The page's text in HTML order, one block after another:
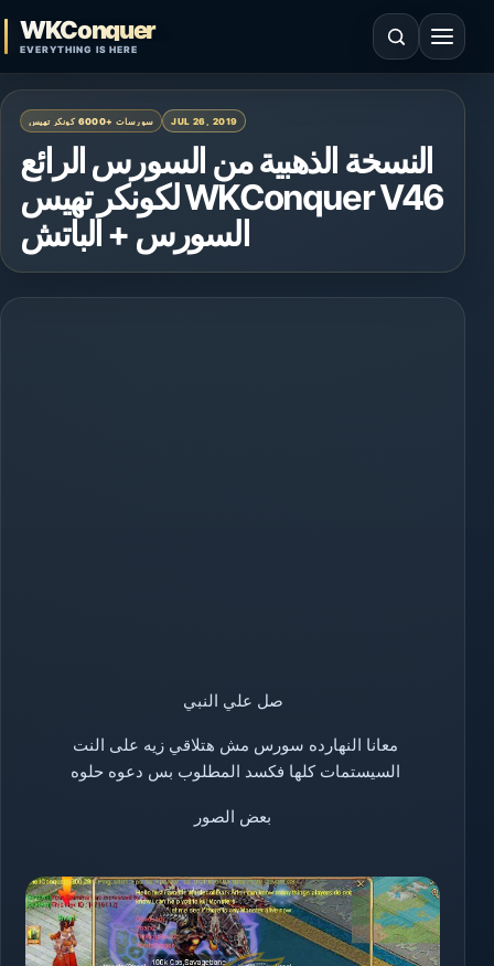
WKConquer
EVERYTHING IS HERE
Open search Open
سورسات +6000 كونكر تهيس JUL 26, 2019
النسخة الذهبية من السورس الرائع
لكونكر تهيس WKConquer V46
السورس + الباتش
صل علي النبي
معانا النهارده سورس مش هتلاقي زيه على النت
السيستمات كلها فكسد المطلوب بس دعوه حلوه
بعض الصور